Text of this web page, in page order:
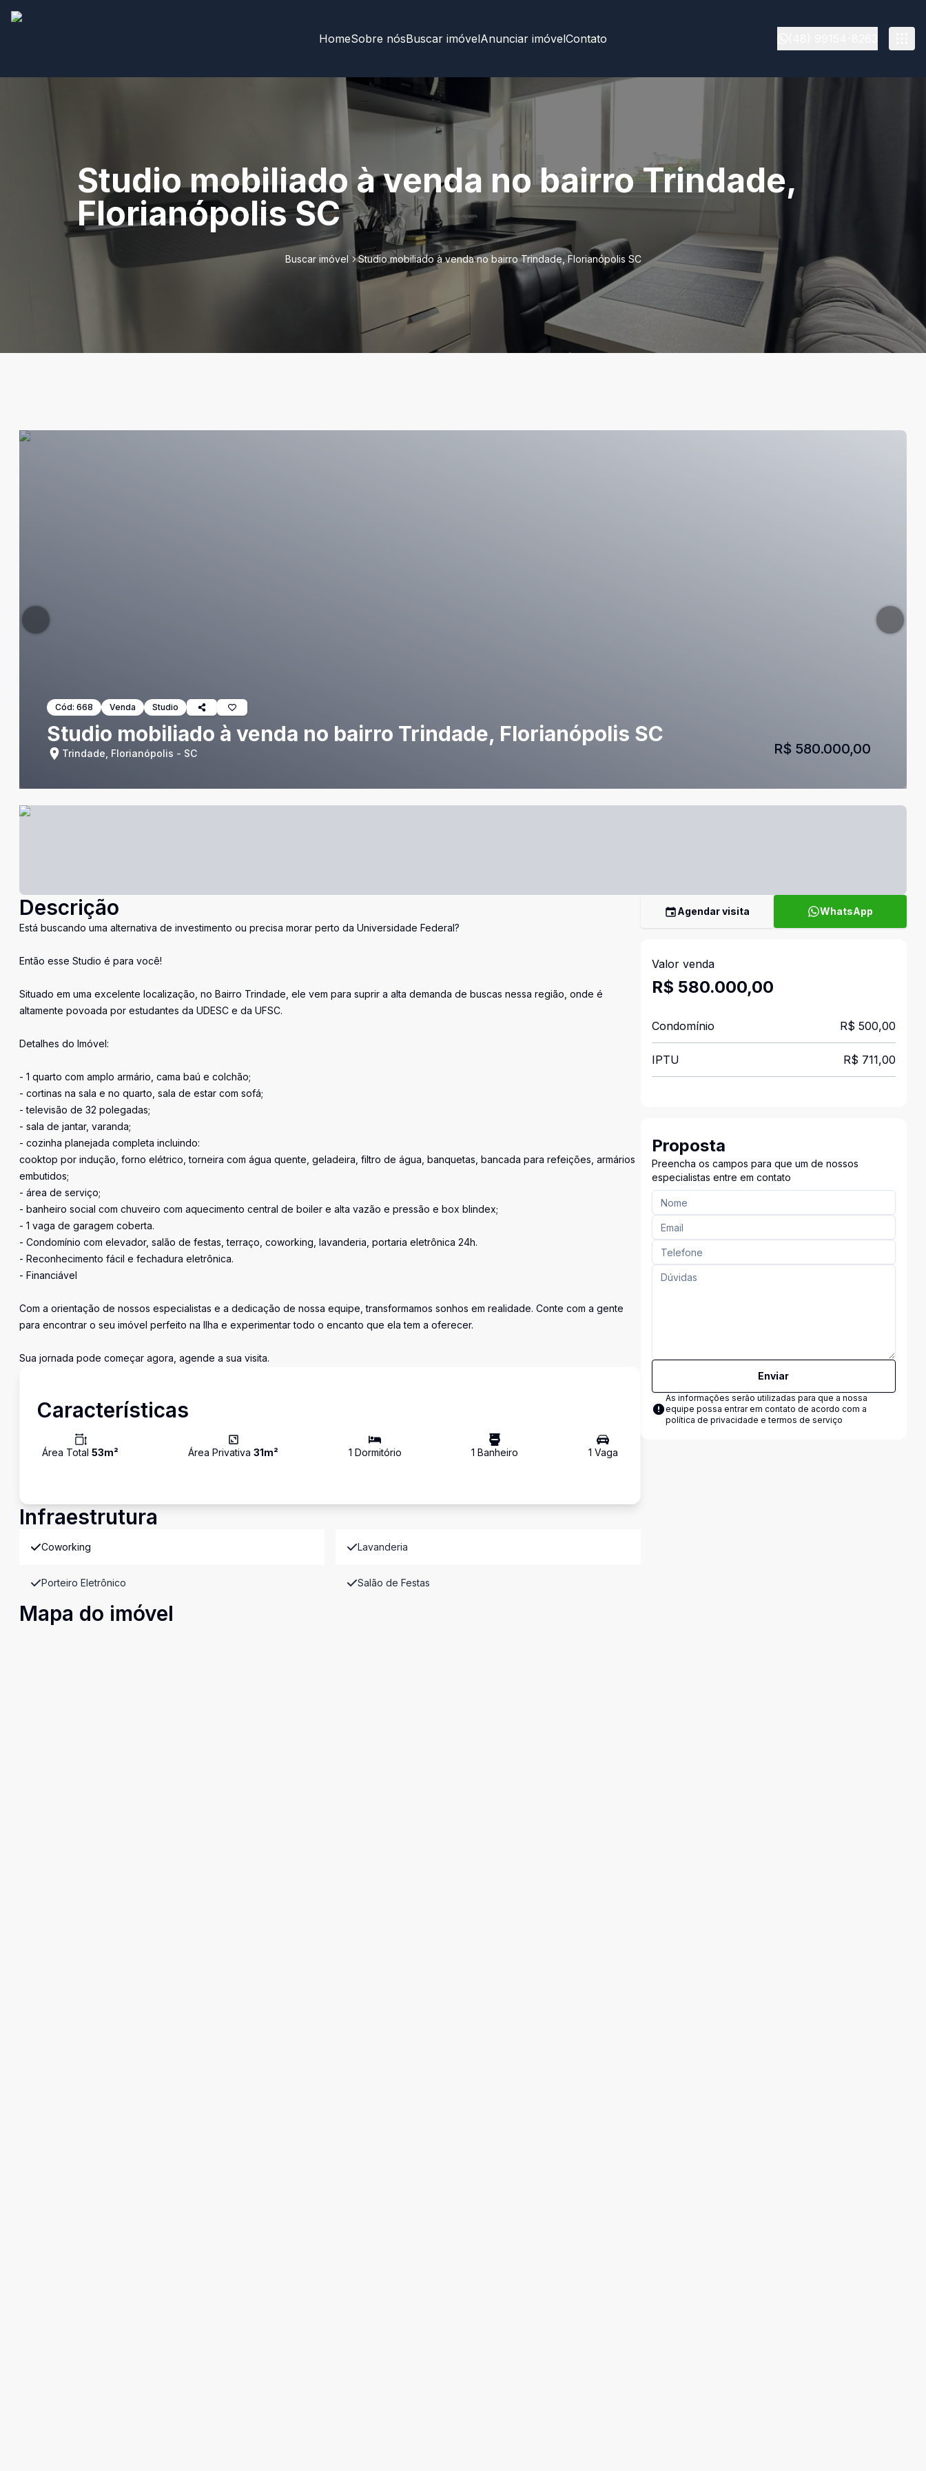
HomeSobre nósBuscar imóvelAnunciar imóvelContato
Studio mobiliado à venda no bairro Trindade,
Florianópolis SC
Buscar imóvel Studio mobiliado à venda no bairro Trindade, Florianópolis SC
Cód: 668 Venda Studio
Studio mobiliado à venda no bairro Trindade, Florianópolis SC
Trindade, Florianópolis - SC R$ 580.000,00
Descrição
Está buscando uma alternativa de investimento ou precisa morar perto da Universidade Federal?
Então esse Studio é para você!
Situado em uma excelente localização, no Bairro Trindade, ele vem para suprir a alta demanda de buscas nessa região, onde é
altamente povoada por estudantes da UDESC e da UFSC.
Detalhes do Imóvel:
- 1 quarto com amplo armário, cama baú e colchão;
- cortinas na sala e no quarto, sala de estar com sofá;
- televisão de 32 polegadas;
- sala de jantar, varanda;
- cozinha planejada completa incluindo:
cooktop por indução, forno elétrico, torneira com água quente, geladeira, filtro de água, banquetas, bancada para refeições, armários
embutidos;
- área de serviço;
- banheiro social com chuveiro com aquecimento central de boiler e alta vazão e pressão e box blindex;
- 1 vaga de garagem coberta.
- Condomínio com elevador, salão de festas, terraço, coworking, lavanderia, portaria eletrônica 24h.
- Reconhecimento fácil e fechadura eletrônica.
- Financiável
Com a orientação de nossos especialistas e a dedicação de nossa equipe, transformamos sonhos em realidade. Conte com a gente
para encontrar o seu imóvel perfeito na Ilha e experimentar todo o encanto que ela tem a oferecer.
Sua jornada pode começar agora, agende a sua visita.
Características
Área Total 53m² Área Privativa31m² 1 Dormitório 1 Banheiro 1 Vaga
Infraestrutura
Coworking Lavanderia
Porteiro Eletrônico Salão de Festas
Mapa do imóvel
Agendar visita WhatsApp
Valor venda
R$ 580.000,00
Condomínio R$ 500,00
IPTU R$ 711,00
Proposta
Preencha os campos para que um de nossos
especialistas entre em contato
Enviar
As informações serão utilizadas para que a nossa
equipe possa entrar em contato de acordo com a
política de privacidade e termos de serviço